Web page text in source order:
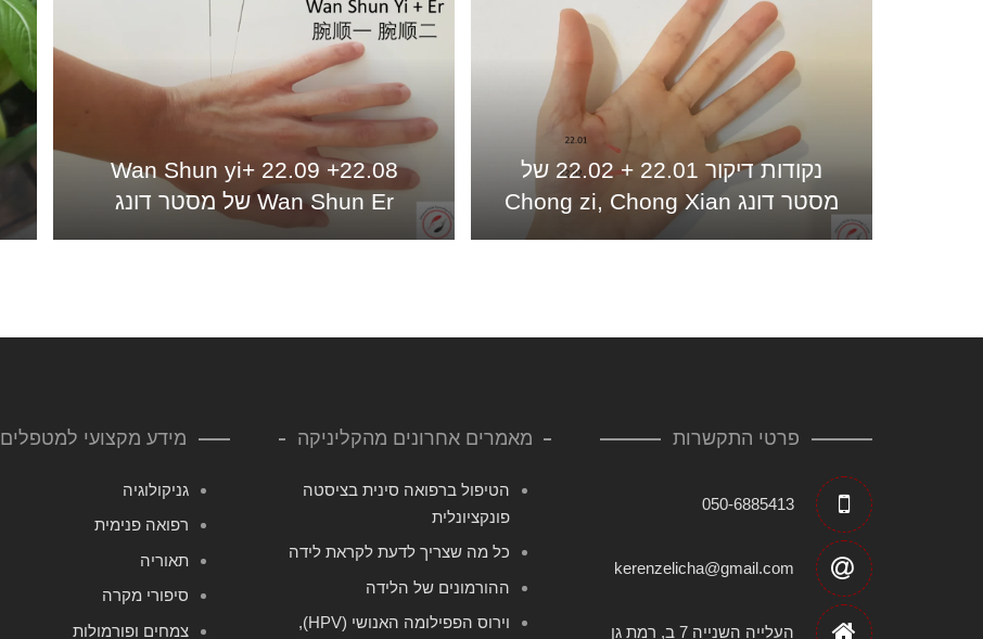
נקודות דיקור 22.01 + 22.02 של
מסטר דונג Chong zi, Chong Xian
22.08+ 22.09 Wan Shun yi+
Wan Shun Er של מסטר דונג
פרטי התקשרות
050-6885413
kerenzelicha@gmail.com
העלייה השנייה 7 ב, רמת גן
מאמרים אחרונים מהקליניקה
הטיפול ברפואה סינית בציסטה
פונקציונלית
כל מה שצריך לדעת לקראת לידה
ההורמונים של הלידה
וירוס הפפילומה האנושי (HPV),
מידע מקצועי למטפלים
גניקולוגיה
רפואה פנימית
תאוריה
סיפורי מקרה
צמחים ופורמולות